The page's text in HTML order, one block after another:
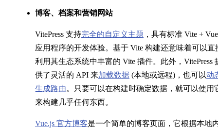
自定义
博客、档案和营销网站
VitePress 支持完全的自定义主题 ，具有标准 Vite + Vue
应用程序的开发体验。基于 Vite 构建还意味着可以直
利用其生态系统中丰富的 Vite 插件。此外，VitePress
供了灵活的 API 来加载数据 (本地或远程)，也可以动
生成路由。只要可以在构建时确定数据，就可以使用
来构建几乎任何东西。
Vue.js 官方博客是一个简单的博客页面，它根据本地